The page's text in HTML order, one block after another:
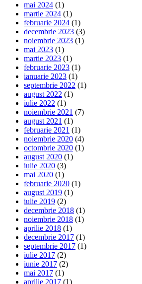
mai 2024 (1)
martie 2024 (1)
februarie 2024 (1)
decembrie 2023 (3)
noiembrie 2023 (1)
mai 2023 (1)
martie 2023 (1)
februarie 2023 (1)
ianuarie 2023 (1)
septembrie 2022 (1)
august 2022 (1)
iulie 2022 (1)
noiembrie 2021 (7)
august 2021 (1)
februarie 2021 (1)
noiembrie 2020 (4)
octombrie 2020 (1)
august 2020 (1)
iulie 2020 (3)
mai 2020 (1)
februarie 2020 (1)
august 2019 (1)
iulie 2019 (2)
decembrie 2018 (1)
noiembrie 2018 (1)
aprilie 2018 (1)
decembrie 2017 (1)
septembrie 2017 (1)
iulie 2017 (2)
iunie 2017 (2)
mai 2017 (1)
aprilie 2017 (1)